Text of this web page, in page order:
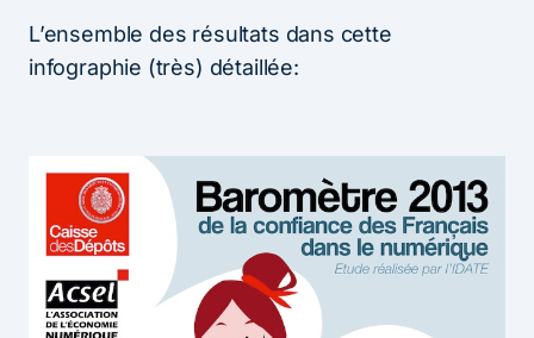
L’ensemble des résultats dans cette
infographie (très) détaillée: